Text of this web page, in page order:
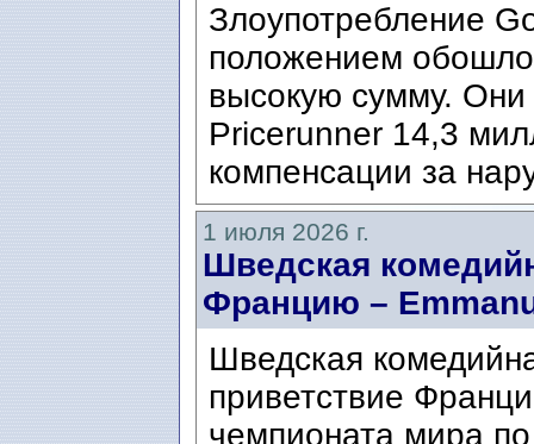
Злоупотребление
положением
высокую сумму. Они
Pricerunner 14,3
компенсации за
1 июля 2026 г.
Шведская
Францию ​​–
Шведская
приветствие
чемпионата мира